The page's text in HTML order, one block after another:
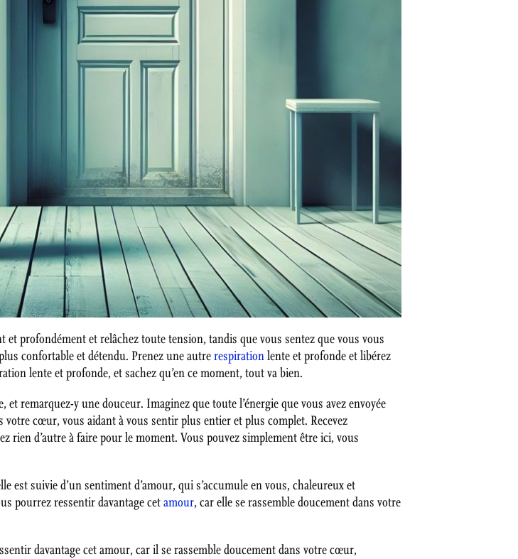
profondément et relâchez toute tension, tandis que vous sentez que vous vous
confortable et détendu. Prenez une autrerespirationlente et profonde et libérez
lente et profonde, et sachez qu’en ce moment, tout va bien.
remarquez-y une douceur. Imaginez que toute l’énergie que vous avez envoyée
cœur, vous aidant à vous sentir plus entier et plus complet. Recevez
rien d’autre à faire pour le moment. Vous pouvez simplement être ici, vous
est suivie d’un sentiment d’amour, qui s’accumule en vous, chaleureux et
pourrez ressentir davantage cetamour, car elle se rassemble doucement dans votre
davantage cet amour, car il se rassemble doucement dans votre cœur,